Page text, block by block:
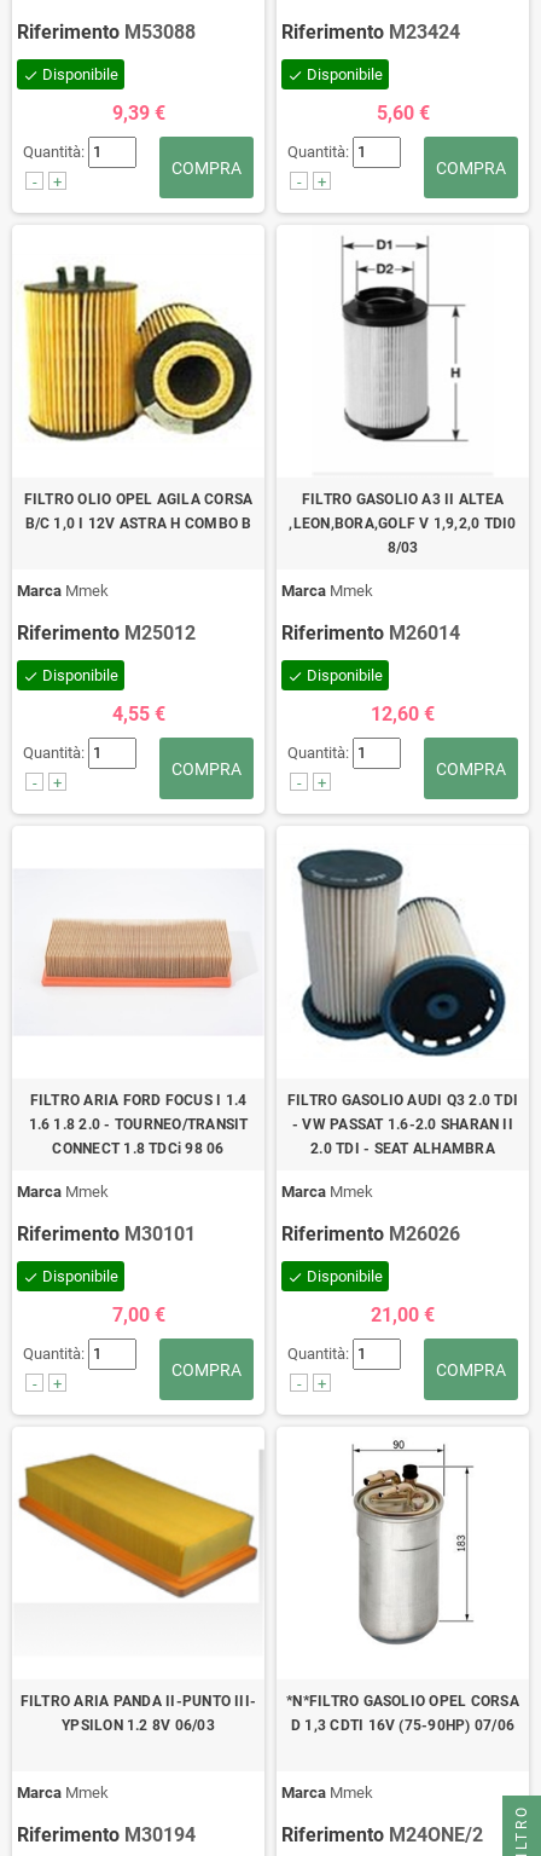
Riferimento M53088
check Disponibile
9,39 €
Quantità:
-
+
COMPRA
Riferimento M23424
check Disponibile
5,60 €
Quantità:
-
+
COMPRA
FILTRO OLIO OPEL AGILA CORSA
B/C 1,0 I 12V ASTRA H COMBO B
Marca Mmek
Riferimento M25012
check Disponibile
4,55 €
Quantità:
-
+
COMPRA
FILTRO GASOLIO A3 II ALTEA
,LEON,BORA,GOLF V 1,9,2,0 TDI0
8/03
Marca Mmek
Riferimento M26014
check Disponibile
12,60 €
Quantità:
-
+
COMPRA
FILTRO ARIA FORD FOCUS I 1.4
1.6 1.8 2.0 - TOURNEO/TRANSIT
CONNECT 1.8 TDCi 98 06
Marca Mmek
Riferimento M30101
check Disponibile
7,00 €
Quantità:
-
+
COMPRA
FILTRO GASOLIO AUDI Q3 2.0 TDI
- VW PASSAT 1.6-2.0 SHARAN II
2.0 TDI - SEAT ALHAMBRA
Marca Mmek
Riferimento M26026
check Disponibile
21,00 €
Quantità:
-
+
COMPRA
FILTRO ARIA PANDA II-PUNTO III-
YPSILON 1.2 8V 06/03
Marca Mmek
Riferimento M30194
*N*FILTRO GASOLIO OPEL CORSA
D 1,3 CDTI 16V (75-90HP) 07/06
Marca Mmek
Riferimento M24ONE/2 FILTRO